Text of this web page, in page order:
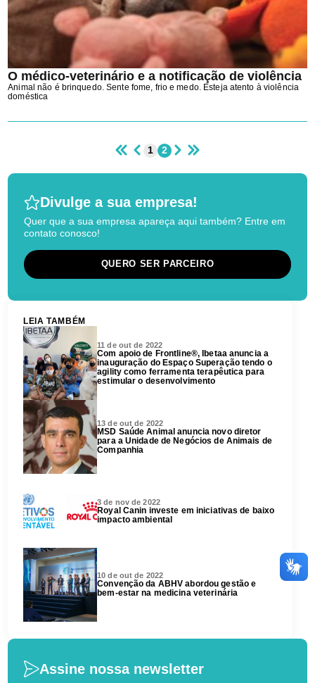
O médico-veterinário e a notificação de violência
Animal não é brinquedo. Sente fome, frio e medo. Esteja atento à violência
doméstica
1 2
Divulge a sua empresa!
Quer que a sua empresa apareça aqui também? Entre em
contato conosco!
QUERO SER PARCEIRO
LEIA TAMBÉM
11 de out de 2022
Com apoio de Frontline®, Ibetaa anuncia a
inauguração do Espaço Superação tendo o
agility como ferramenta terapêutica para
estimular o desenvolvimento
13 de out de 2022
MSD Saúde Animal anuncia novo diretor
para a Unidade de Negócios de Animais de
Companhia
3 de nov de 2022
Royal Canin investe em iniciativas de baixo
impacto ambiental
10 de out de 2022
Convenção da ABHV abordou gestão e
bem-estar na medicina veterinária
Assine nossa newsletter